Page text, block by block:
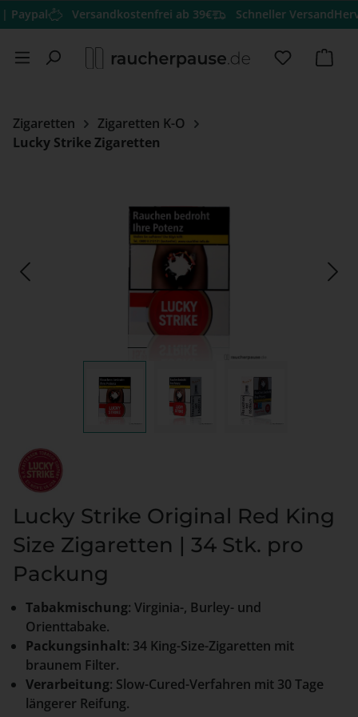
Zum Hauptinhalt springen
Versandkostenfrei ab 39€ Schneller Versand
Du hast
Zigaretten
Zigaretten K-O
Lucky Strike Zigaretten
Lucky Strike Original Red King
Size Zigaretten | 34 Stk. pro
Packung
Tabakmischung: Virginia-, Burley- und
Orienttabake.
Packungsinhalt: 34 King-Size-Zigaretten mit
braunem Filter.
Verarbeitung: Slow-Cured-Verfahren mit 30 Tage
längerer Reifung.